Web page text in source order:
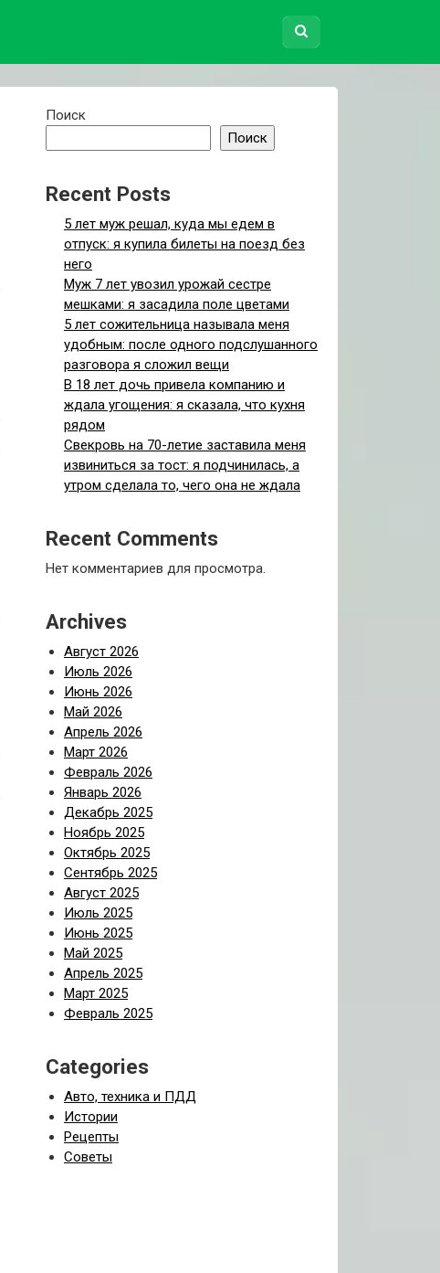
Поиск
Поиск
Recent Posts
5 лет муж решал, куда мы едем в
отпуск: я купила билеты на поезд без
него
Муж 7 лет увозил урожай сестре
мешками: я засадила поле цветами
5 лет сожительница называла меня
удобным: после одного подслушанного
разговора я сложил вещи
В 18 лет дочь привела компанию и
ждала угощения: я сказала, что кухня
рядом
Свекровь на 70-летие заставила меня
извиниться за тост: я подчинилась, а
утром сделала то, чего она не ждала
Recent Comments
Нет комментариев для просмотра.
Archives
Август 2026
Июль 2026
Июнь 2026
Май 2026
Апрель 2026
Март 2026
Февраль 2026
Январь 2026
Декабрь 2025
Ноябрь 2025
Октябрь 2025
Сентябрь 2025
Август 2025
Июль 2025
Июнь 2025
Май 2025
Апрель 2025
Март 2025
Февраль 2025
Categories
Авто, техника и ПДД
Истории
Рецепты
Советы